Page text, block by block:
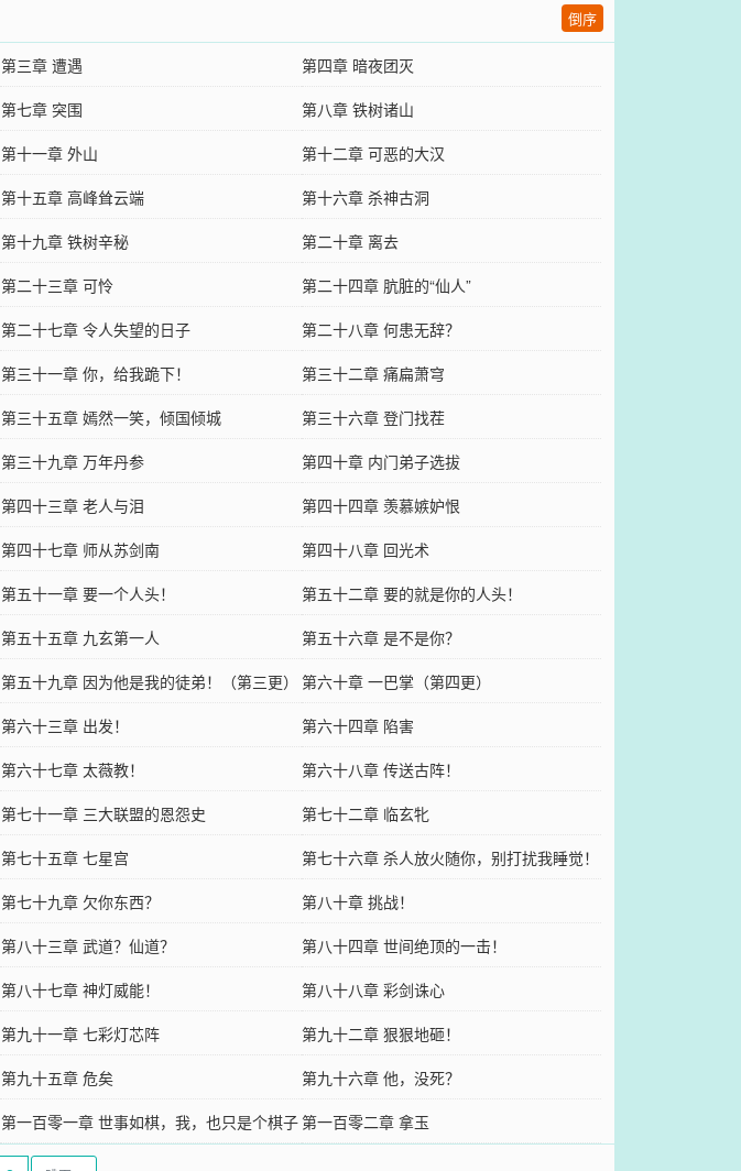
倒序
第三章 遭遇
第四章 暗夜团灭
第七章 突围
第八章 铁树诸山
第十一章 外山
第十二章 可恶的大汉
第十五章 高峰耸云端
第十六章 杀神古洞
第十九章 铁树辛秘
第二十章 离去
第二十三章 可怜
第二十四章 肮脏的“仙人”
第二十七章 令人失望的日子
第二十八章 何患无辞？
第三十一章 你，给我跪下！
第三十二章 痛扁萧穹
第三十五章 嫣然一笑，倾国倾城
第三十六章 登门找茬
第三十九章 万年丹参
第四十章 内门弟子选拔
第四十三章 老人与泪
第四十四章 羡慕嫉妒恨
第四十七章 师从苏剑南
第四十八章 回光术
第五十一章 要一个人头！
第五十二章 要的就是你的人头！
第五十五章 九玄第一人
第五十六章 是不是你？
第五十九章 因为他是我的徒弟！（第三更） 第六十章 一巴掌（第四更）
第六十三章 出发！
第六十四章 陷害
第六十七章 太薇教！
第六十八章 传送古阵！
第七十一章 三大联盟的恩怨史
第七十二章 临玄牝
第七十五章 七星宫
第七十六章 杀人放火随你，别打扰我睡觉！
第七十九章 欠你东西？
第八十章 挑战！
第八十三章 武道？仙道？
第八十四章 世间绝顶的一击！
第八十七章 神灯威能！
第八十八章 彩剑诛心
第九十一章 七彩灯芯阵
第九十二章 狠狠地砸！
第九十五章 危矣
第九十六章 他，没死？
第一百零一章 世事如棋，我，也只是个棋子第一百零二章 拿玉